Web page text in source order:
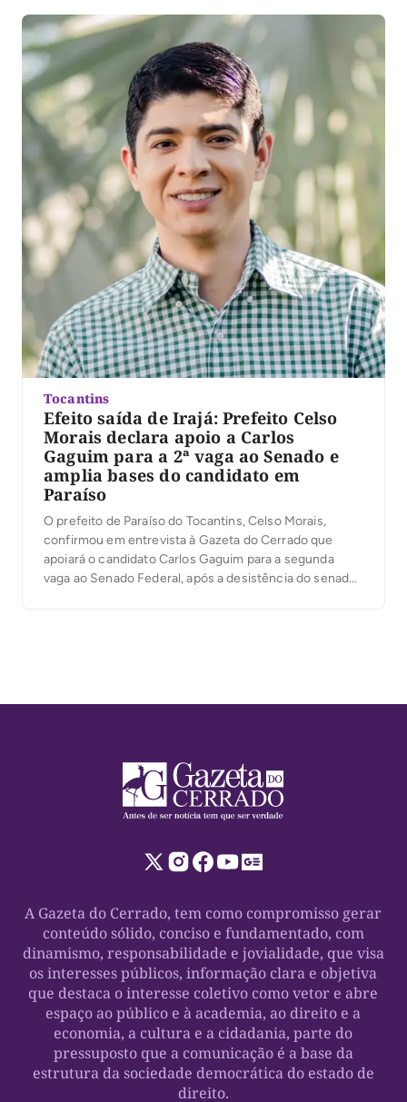
Tocantins
Efeito saída de Irajá: Prefeito Celso
Morais declara apoio a Carlos
Gaguim para a 2ª vaga ao Senado e
amplia bases do candidato em
Paraíso
O prefeito de Paraíso do Tocantins, Celso Morais,
confirmou em entrevista à Gazeta do Cerrado que
apoiará o candidato Carlos Gaguim para a segunda
vaga ao Senado Federal, após a desistência do senador
A Gazeta do Cerrado, tem como compromisso gerar
conteúdo sólido, conciso e fundamentado, com
dinamismo, responsabilidade e jovialidade, que visa
os interesses públicos, informação clara e objetiva
que destaca o interesse coletivo como vetor e abre
espaço ao público e à academia, ao direito e a
economia, a cultura e a cidadania, parte do
pressuposto que a comunicação é a base da
estrutura da sociedade democrática do estado de
direito.